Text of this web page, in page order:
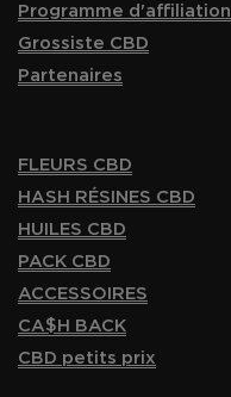
Programme d'affiliation
Grossiste CBD
Partenaires
FLEURS CBD
HASH RÉSINES CBD
HUILES CBD
PACK CBD
ACCESSOIRES
CA$H BACK
CBD petits prix